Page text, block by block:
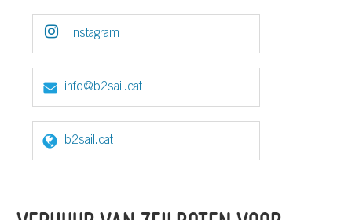
Instagram
info@b2sail.cat
b2sail.cat